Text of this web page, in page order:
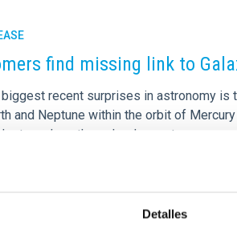
Detalles
find missing link to
recent surprises in astronomy is
and Neptune within the orbit of
are the galaxy's most
team of astronomers has found a
captured a rare snapshot of
01/07/2026 - 16:00:00